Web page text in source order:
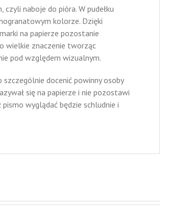
naboje do pióra. W pudełku
kolorze. Dzięki
na papierze pozostanie
wielkie znaczenie tworząc
pod względem wizualnym.
docenić powinny osoby
się na papierze i nie pozostawi
wyglądać będzie schludnie i